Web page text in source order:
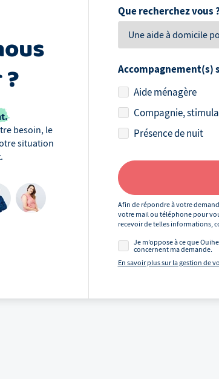
besoin, le
situation
Que recherchez vous ?
Accompagnement(s)
Aide ménagère
Compagnie,
Présence de nuit
Afin de répondre à votre
votre mail ou téléphone pour
recevoir de telles informations,
Je m’oppose à ce que
concernent ma demande.
En savoir plus sur la gestion de